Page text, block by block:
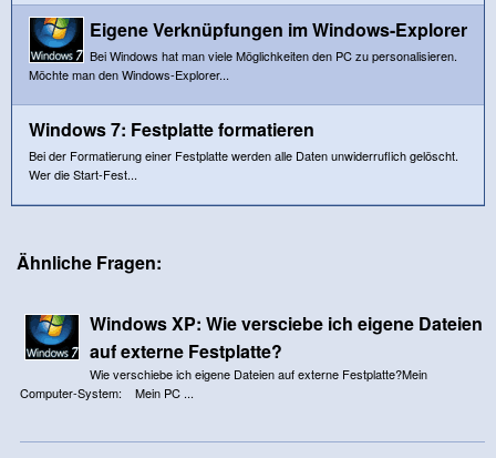
Eigene Verknüpfungen im Windows-Explorer
Bei Windows hat man viele Möglichkeiten den PC zu personalisieren.
Möchte man den Windows-Explorer...
Windows 7: Festplatte formatieren
Bei der Formatierung einer Festplatte werden alle Daten unwiderruflich gelöscht.
Wer die Start-Fest...
Ähnliche Fragen:
Windows XP: Wie versciebe ich eigene Dateien
auf externe Festplatte?
Wie verschiebe ich eigene Dateien auf externe Festplatte?Mein
Computer-System: Mein PC ...